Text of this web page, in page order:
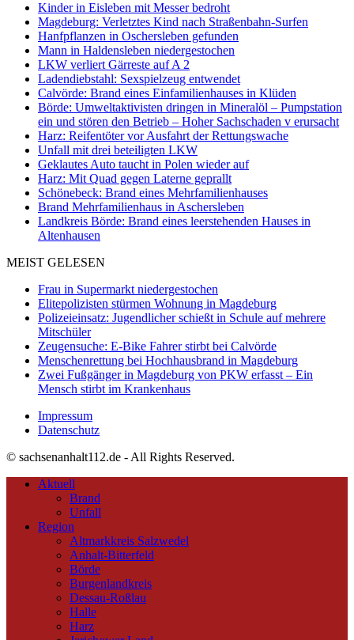
Kinder in Eisleben mit Messer bedroht
Magdeburg: Verletztes Kind nach Straßenbahn-Surfen
Hanfpflanzen in Oschersleben gefunden
Mann in Haldensleben niedergestochen
LKW verliert Gärreste auf A 2
Ladendiebstahl: Sexspielzeug entwendet
Calvörde: Brand eines Einfamilienhauses in Klüden
Börde: Umweltaktivisten dringen in Mineralöl – Pumpstation
ein und stören den Betrieb – Hoher Sachschaden v erursacht
Harz: Reifentöter vor Ausfahrt der Rettungswache
Unfall mit drei beteiligten LKW
Geklautes Auto taucht in Polen wieder auf
Harz: Mit Quad gegen Laterne geprallt
Schönebeck: Brand eines Mehrfamilienhauses
Brand Mehrfamilienhaus in Aschersleben
Landkreis Börde: Brand eines leerstehenden Hauses in
Altenhausen
MEIST GELESEN
Frau in Supermarkt niedergestochen
Elitepolizisten stürmen Wohnung in Magdeburg
Polizeieinsatz: Jugendlicher schießt in Schule auf mehrere
Mitschüler
Zeugensuche: E-Bike Fahrer stirbt bei Calvörde
Menschenrettung bei Hochhausbrand in Magdeburg
Zwei Fußgänger in Magdeburg von PKW erfasst – Ein
Mensch stirbt im Krankenhaus
Impressum
Datenschutz
© sachsenanhalt112.de - All Rights Reserved.
Aktuell
Brand
Unfall
Region
Altmarkkreis Salzwedel
Anhalt-Bitterfeld
Börde
Burgenlandkreis
Dessau-Roßlau
Halle
Harz